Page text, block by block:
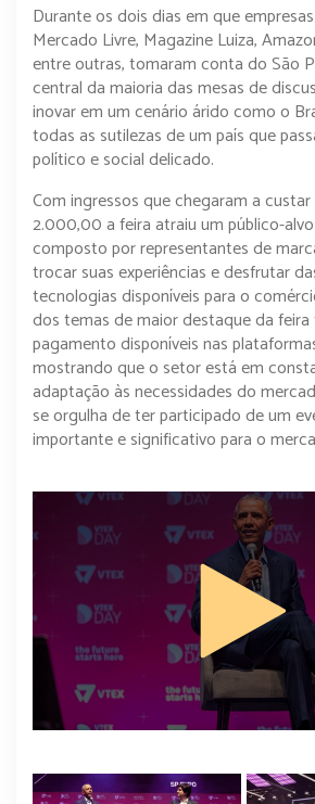
Durante os dois dias em que
Mercado Livre, Magazine Luiza,
entre outras, tomaram conta do São
central da maioria das mesas de
inovar em um cenário árido como o
todas as sutilezas de um país que
político e social delicado.
Com ingressos que chegaram a
2.000,00 a feira atraiu um público-
composto por representantes de
trocar suas experiências e desfrutar
tecnologias disponíveis para o
dos temas de maior destaque da
pagamento disponíveis nas
mostrando que o setor está em
adaptação às necessidades do
se orgulha de ter participado de um
importante e significativo para o